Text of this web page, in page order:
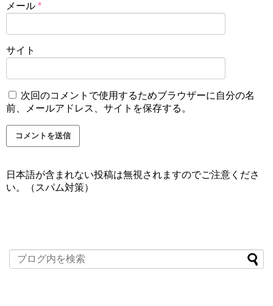
メール *
サイト
次回のコメントで使用するためブラウザーに自分の名
前、メールアドレス、サイトを保存する。
日本語が含まれない投稿は無視されますのでご注意くださ
い。（スパム対策）